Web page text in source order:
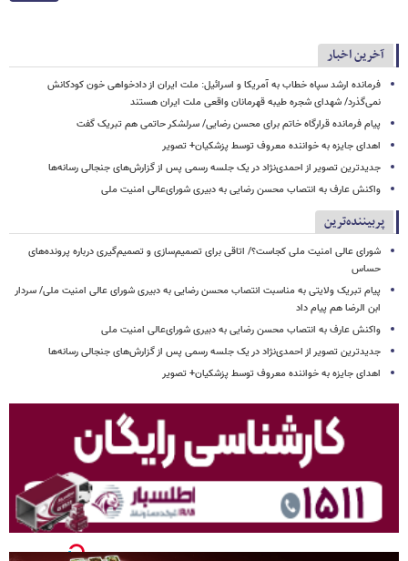
آخرین اخبار
فرمانده ارشد سپاه خطاب به آمریکا و اسرائیل: ملت ایران از دادخواهی خون کودکانش
نمی‌گذرد/ شهدای شجره طیبه قهرمانان واقعی ملت ایران هستند
پیام فرمانده قرارگاه خاتم برای محسن رضایی/ سرلشکر حاتمی هم تبریک گفت
اهدای جایزه به خواننده معروف توسط پزشکیان+ تصویر
جدیدترین تصویر از احمدی‌نژاد در یک جلسه رسمی پس از گزارش‌های جنجالی رسانه‌ها
واکنش عارف به انتصاب محسن رضایی به دبیری شورای‌عالی امنیت ملی
پربیننده‌ترین
شورای عالی امنیت ملی کجاست؟/ اتاقی برای تصمیم‌سازی و تصمیم‌گیری درباره پرونده‌های
حساس
پیام تبریک ولایتی به مناسبت انتصاب محسن رضایی به دبیری شورای عالی امنیت ملی/ سردار
ابن الرضا هم پیام داد
واکنش عارف به انتصاب محسن رضایی به دبیری شورای‌عالی امنیت ملی
جدیدترین تصویر از احمدی‌نژاد در یک جلسه رسمی پس از گزارش‌های جنجالی رسانه‌ها
اهدای جایزه به خواننده معروف توسط پزشکیان+ تصویر